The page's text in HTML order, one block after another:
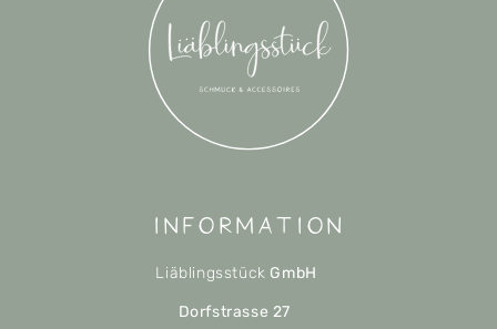
Information
Liäblingsstück GmbH
Dorfstrasse 27